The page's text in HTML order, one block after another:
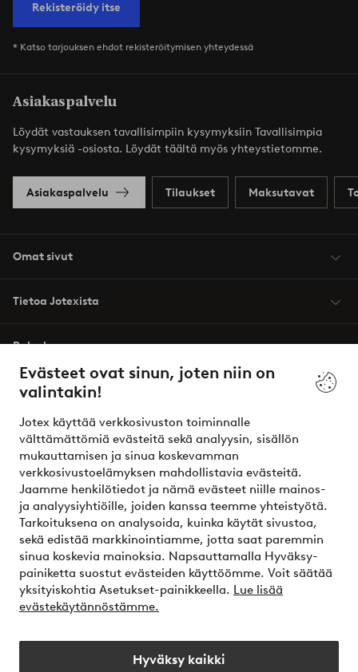
Evästeet ovat sinun, joten niin on
valintakin!
Jotex käyttää verkkosivuston toiminnalle
välttämättömiä evästeitä sekä analyysin, sisällön
mukauttamisen ja sinua koskevamman
verkkosivustoelämyksen mahdollistavia evästeitä.
Jaamme henkilötiedot ja nämä evästeet niille mainos-
ja analyysiyhtiöille, joiden kanssa teemme yhteistyötä.
Tarkoituksena on analysoida, kuinka käytät sivustoa,
sekä edistää markkinointiamme, jotta saat paremmin
sinua koskevia mainoksia. Napsauttamalla Hyväksy-
painiketta suostut evästeiden käyttöömme. Voit säätää
yksityiskohtia Asetukset-painikkeella. Lue lisää
evästekäytännöstämme.
Hyväksy kaikki
Rekisteröidy itse
* Katso tarjouksen ehdot rekisteröitymisen yhteydessä
Asiakaspalvelu
Löydät vastauksen tavallisimpiin kysymyksiin Tavallisimpia
kysymyksiä -osiosta. Löydät täältä myös yhteystietomme.
Asiakaspalvelu Tilaukset Maksutavat
Omat sivut
Tietoa Jotexista
Palvelumme
Ehdot
Ystävät
Turvalliset maksut – maksa nyt tai erissä
Haluatko tietää lisää maksuvaihtoehdoistamme?
elpy